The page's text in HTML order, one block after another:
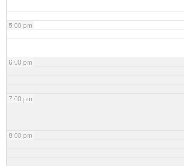
5:00 pm
6:00 pm
7:00 pm
8:00 pm